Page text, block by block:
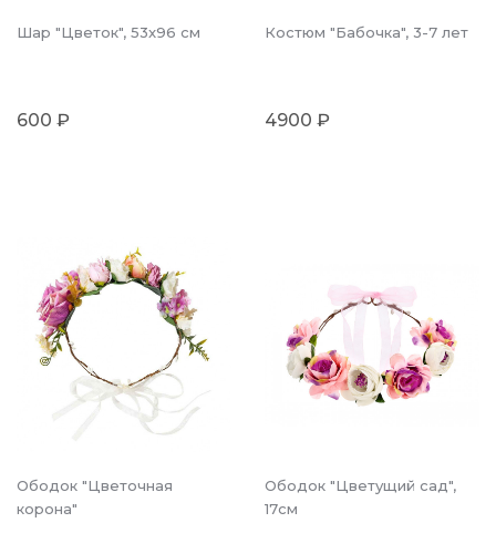
Шар "Цветок", 53x96 см
600 ₽
Костюм "Бабочка", 3-7 лет
4900 ₽
Ободок "Цветочная
корона"
Ободок "Цветущий сад",
17см